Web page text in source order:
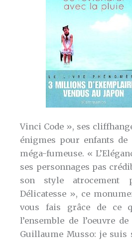
Vinci Code », ses
énigmes pour enfants de
méga-fumeuse. «
ses personnages pas
son style atrocement
Délicatesse », ce
vous fais grâce de ce
l’ensemble de l’oeuvre
Guillaume Musso: je suis